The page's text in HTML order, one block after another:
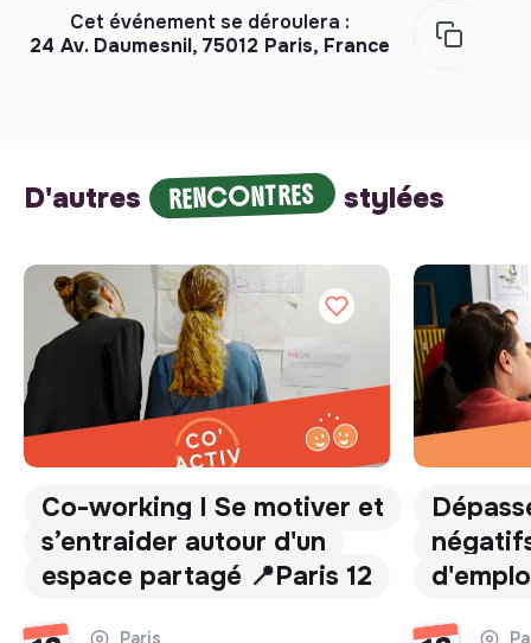
Cet événement se déroulera :
24 Av. Daumesnil, 75012 Paris, France
D'autres RENCONTRES stylées
Co-working I Se motiver et
s’entraider autour d'un
espace partagé 📍Paris 12
Paris